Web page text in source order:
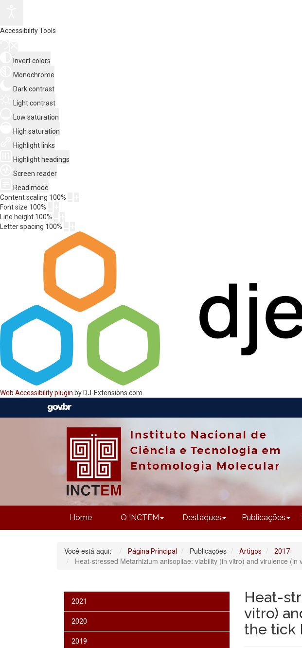
Accessibility Tools
Invert colors
Monochrome
Dark contrast
Light contrast
Low saturation
High saturation
Highlight links
Highlight headings
Screen reader
Read mode
Content scaling 100%
Font size 100%
Line height 100%
Letter spacing 100%
Web Accessibility plugin by DJ-Extensions.com
Home O INCTEM Destaques Publicações
Você está aqui: Página Principal Publicações Artigos 2017
Heat-stressed Metarhizium anisopliae: viability (in vitro) and virulence
2021
2020
2019
Heat-
vitro)
the tick